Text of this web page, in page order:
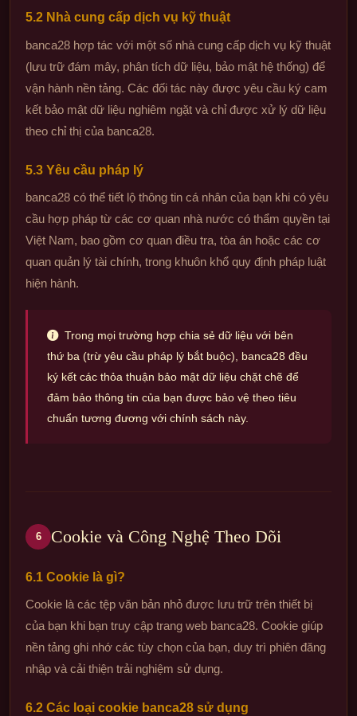
5.2 Nhà cung cấp dịch vụ kỹ thuật
banca28 hợp tác với một số nhà cung cấp dịch vụ kỹ thuật
(lưu trữ đám mây, phân tích dữ liệu, bảo mật hệ thống) để
vận hành nền tảng. Các đối tác này được yêu cầu ký cam
kết bảo mật dữ liệu nghiêm ngặt và chỉ được xử lý dữ liệu
theo chỉ thị của banca28.
5.3 Yêu cầu pháp lý
banca28 có thể tiết lộ thông tin cá nhân của bạn khi có yêu
cầu hợp pháp từ các cơ quan nhà nước có thẩm quyền tại
Việt Nam, bao gồm cơ quan điều tra, tòa án hoặc các cơ
quan quản lý tài chính, trong khuôn khổ quy định pháp luật
hiện hành.
Trong mọi trường hợp chia sẻ dữ liệu với bên
thứ ba (trừ yêu cầu pháp lý bắt buộc), banca28 đều
ký kết các thỏa thuận bảo mật dữ liệu chặt chẽ để
đảm bảo thông tin của bạn được bảo vệ theo tiêu
chuẩn tương đương với chính sách này.
6 Cookie và Công Nghệ Theo Dõi
6.1 Cookie là gì?
Cookie là các tệp văn bản nhỏ được lưu trữ trên thiết bị
của bạn khi bạn truy cập trang web banca28. Cookie giúp
nền tảng ghi nhớ các tùy chọn của bạn, duy trì phiên đăng
nhập và cải thiện trải nghiệm sử dụng.
6.2 Các loại cookie banca28 sử dụng